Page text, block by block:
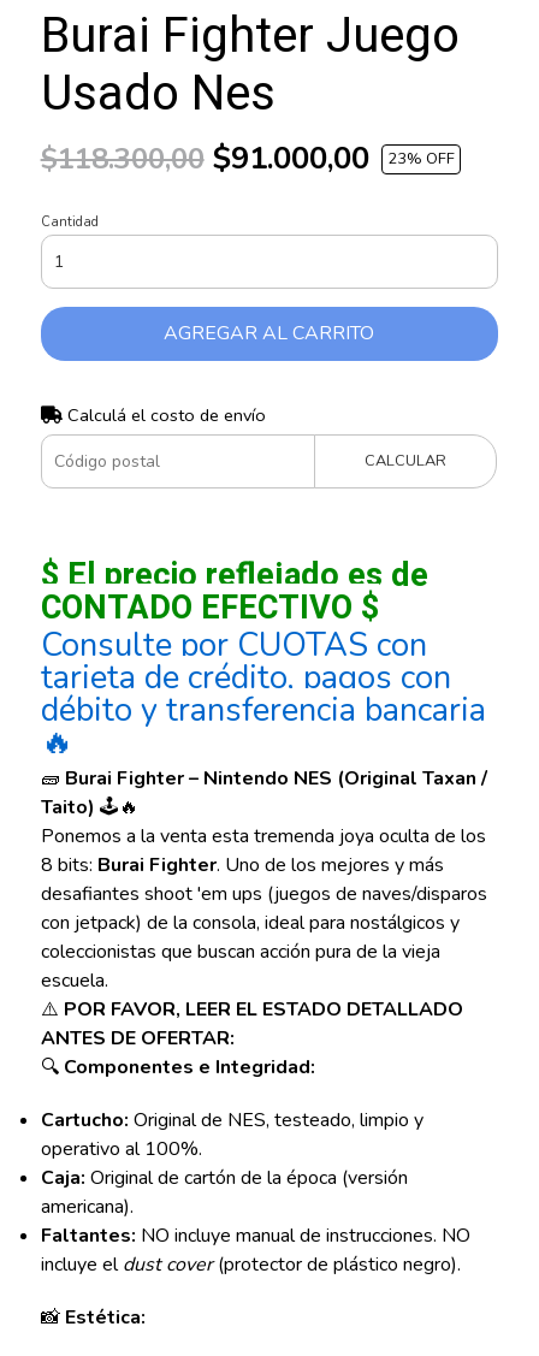
Burai Fighter Juego
Usado Nes
$118.300,00$91.000,00 23% OFF
Cantidad
AGREGAR AL CARRITO
Calculá el costo de envío
CALCULAR
$ El precio reflejado es de
CONTADO EFECTIVO $
Consulte por CUOTAS con
tarjeta de crédito, pagos con
débito y transferencia bancaria
🔥
🧱 Burai Fighter – Nintendo NES (Original Taxan /
Taito) 🕹️🔥
Ponemos a la venta esta tremenda joya oculta de los
8 bits: Burai Fighter. Uno de los mejores y más
desafiantes shoot 'em ups (juegos de naves/disparos
con jetpack) de la consola, ideal para nostálgicos y
coleccionistas que buscan acción pura de la vieja
escuela.
⚠️ POR FAVOR, LEER EL ESTADO DETALLADO
ANTES DE OFERTAR:
🔍 Componentes e Integridad:
Cartucho: Original de NES, testeado, limpio y
operativo al 100%.
Caja: Original de cartón de la época (versión
americana).
Faltantes: NO incluye manual de instrucciones. NO
incluye eldust cover(protector de plástico negro).
📸 Estética: